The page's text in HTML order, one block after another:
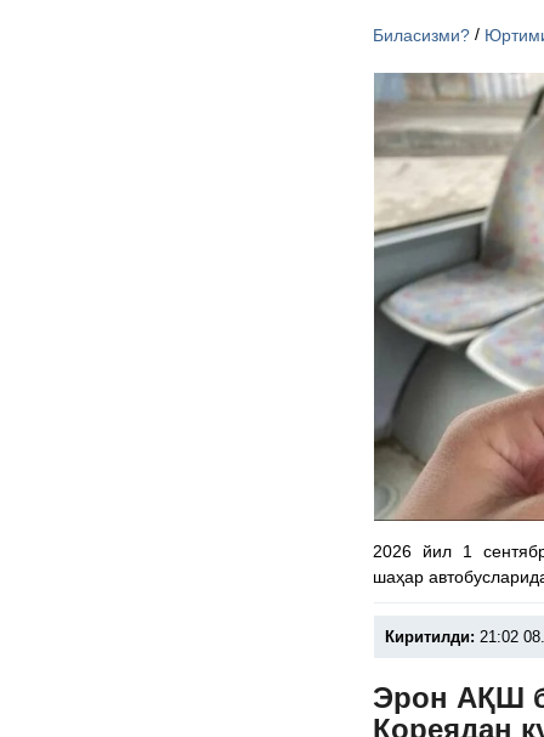
Биласизми? /
2026 йил 1
шаҳар
Киритилди: 21:02
Эрон АҚШ
Кореядан